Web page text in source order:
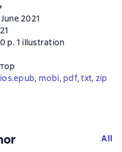
2021
p. 1 illustration
ios.epub, mobi, pdf, txt, zip
All